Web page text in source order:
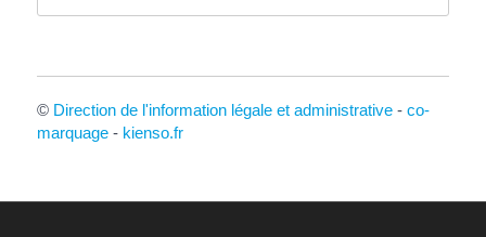
© Direction de l'information légale et administrative- co-
marquage- kienso.fr